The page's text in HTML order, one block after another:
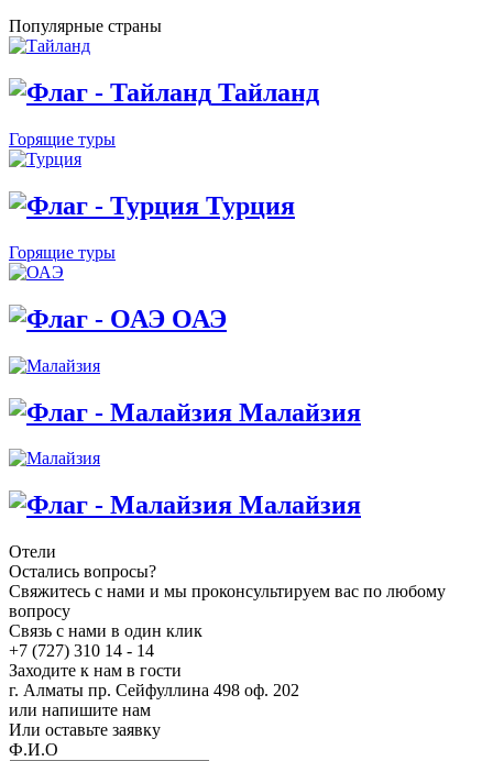
Популярные страны
Тайланд
Горящие туры
Турция
Горящие туры
ОАЭ
Малайзия
Малайзия
Отели
Остались вопросы?
Свяжитесь с нами и мы проконсультируем вас по любому
вопросу
Связь с нами в один клик
+7 (727) 310 14 - 14
Заходите к нам в гости
г. Алматы пр. Сейфуллина 498 оф. 202
или напишите нам
Или оставьте заявку
Ф.И.О